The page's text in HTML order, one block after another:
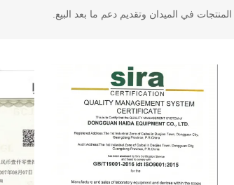
في الميدان وتقديم دعم ما بعد البيع.